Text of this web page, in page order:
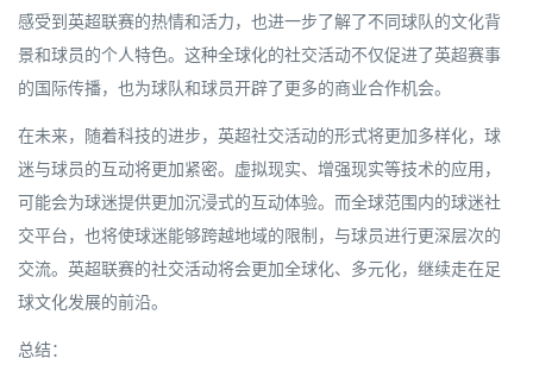
感受到英超联赛的热情和活力，也进一步了解了不同球队的文化背
景和球员的个人特色。这种全球化的社交活动不仅促进了英超赛事
的国际传播，也为球队和球员开辟了更多的商业合作机会。
在未来，随着科技的进步，英超社交活动的形式将更加多样化，球
迷与球员的互动将更加紧密。虚拟现实、增强现实等技术的应用，
可能会为球迷提供更加沉浸式的互动体验。而全球范围内的球迷社
交平台，也将使球迷能够跨越地域的限制，与球员进行更深层次的
交流。英超联赛的社交活动将会更加全球化、多元化，继续走在足
球文化发展的前沿。
总结：